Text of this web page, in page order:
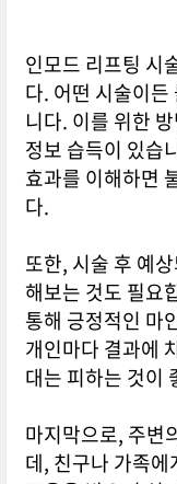
인모드 리프팅 시
다. 어떤 시술이
니다. 이를 위한
정보 습득이 있습
효과를 이해하면
다.
또한, 시술 후 예
해보는 것도 필요
통해 긍정적인 마
개인마다 결과에
대는 피하는 것이
마지막으로, 주변
데, 친구나 가족